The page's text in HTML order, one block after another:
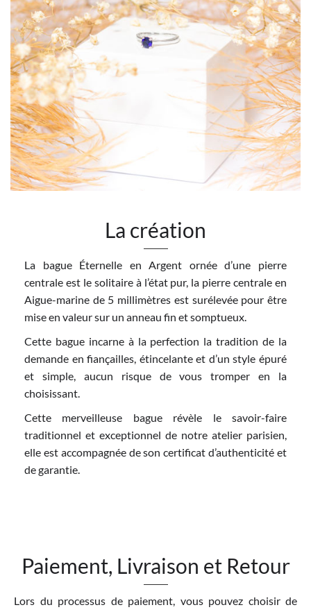
La création
La bague Éternelle en Argent ornée d’une pierre
centrale est le solitaire à l’état pur, la pierre centrale en
Aigue-marine de 5 millimètres est surélevée pour être
mise en valeur sur un anneau fin et somptueux.
Cette bague incarne à la perfection la tradition de la
demande en fiançailles, étincelante et d’un style épuré
et simple, aucun risque de vous tromper en la
choisissant.
Cette merveilleuse bague révèle le savoir-faire
traditionnel et exceptionnel de notre atelier parisien,
elle est accompagnée de son certificat d’authenticité et
de garantie.
Paiement, Livraison et Retour
Lors du processus de paiement, vous pouvez choisir de